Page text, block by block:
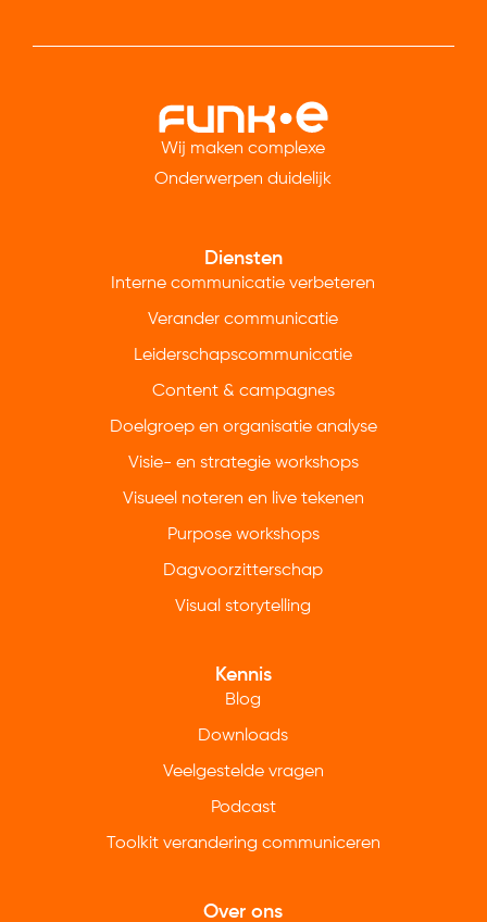
Wij maken complexe
Onderwerpen duidelijk
Diensten
Interne communicatie verbeteren
Verander communicatie
Leiderschapscommunicatie
Content & campagnes
Doelgroep en organisatie analyse
Visie- en strategie workshops
Visueel noteren en live tekenen
Purpose workshops
Dagvoorzitterschap
Visual storytelling
Kennis
Blog
Downloads
Veelgestelde vragen
Podcast
Toolkit verandering communiceren
Over ons